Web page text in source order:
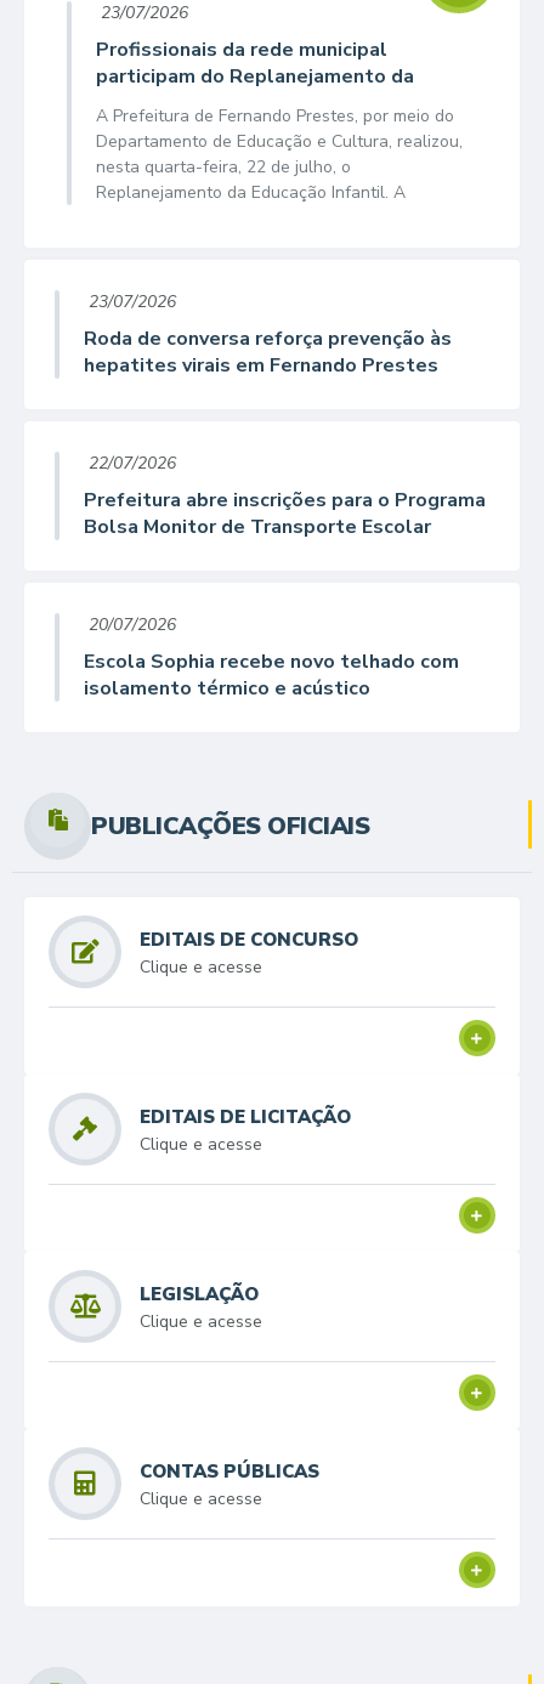
Profissionais da rede municipal
participam do Replanejamento da
Educação Infantil
23/07/2026
A Prefeitura de Fernando Prestes, por meio do
Departamento de Educação e Cultura, realizou,
nesta quarta-feira, 22 de julho, o
Replanejamento da Educação Infantil. A
Roda de conversa reforça prevenção às
hepatites virais em Fernando Prestes
23/07/2026
Prefeitura abre inscrições para o Programa
Bolsa Monitor de Transporte Escolar
22/07/2026
Escola Sophia recebe novo telhado com
isolamento térmico e acústico
20/07/2026
PUBLICAÇÕES OFICIAIS
EDITAIS DE CONCURSO
Clique e acesse
EDITAIS DE LICITAÇÃO
Clique e acesse
LEGISLAÇÃO
Clique e acesse
CONTAS PÚBLICAS
Clique e acesse